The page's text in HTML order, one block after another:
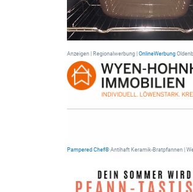
Anzeigen | Regionalwerbung | OnlineWerbung
Pampered Chef®Antihaft Keramik-Bratpfannen |